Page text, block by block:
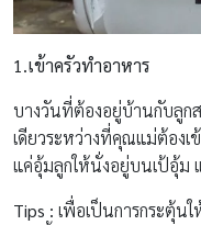
1.เข้าครัวทำอาหาร
บางวันที่ต้องอยู่บ้านกับลูก
เดียวระหว่างที่คุณแม่ต้องเ
แค่อุ้มลูกให้นั่งอยู่บนเป้อุ้ม
Tips : เพื่อเป็นการกระตุ้น